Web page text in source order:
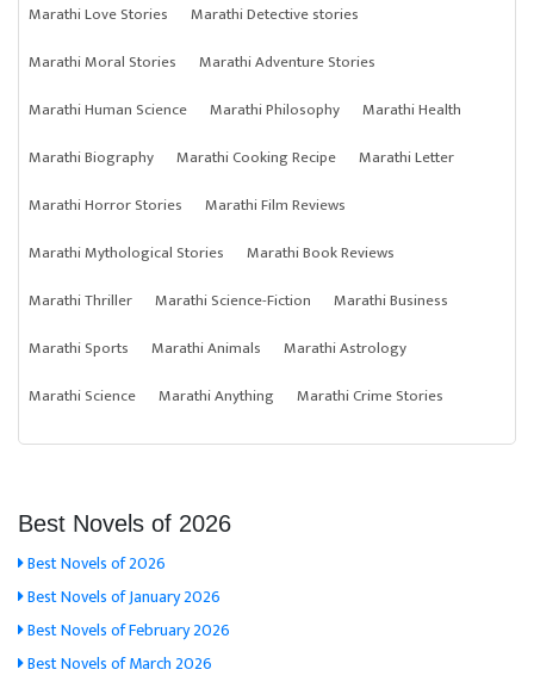
Marathi Love Stories
Marathi Detective stories
Marathi Moral Stories
Marathi Adventure Stories
Marathi Human Science
Marathi Philosophy
Marathi Health
Marathi Biography
Marathi Cooking Recipe
Marathi Letter
Marathi Horror Stories
Marathi Film Reviews
Marathi Mythological Stories
Marathi Book Reviews
Marathi Thriller
Marathi Science-Fiction
Marathi Business
Marathi Sports
Marathi Animals
Marathi Astrology
Marathi Science
Marathi Anything Marathi Crime Stories
Best Novels of 2026
Best Novels of 2026
Best Novels of January 2026
Best Novels of February 2026
Best Novels of March 2026